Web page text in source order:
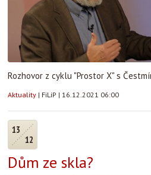
Rozhovor z cyklu "Prostor X" s
Aktuality | FiLiP | 16.12.2021 06:00
13
12
Dům ze skla?